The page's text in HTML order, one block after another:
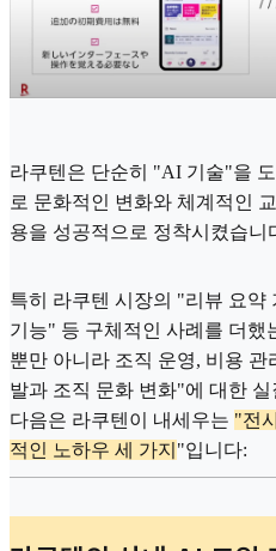
라쿠텐은 단순히 "AI 기술"을
로 문화적인 변화와 체계적인
용을 성공적으로 정착시켰습니
특히 라쿠텐 시장의 "리뷰 요
기능" 등 구체적인 사례를 더했
뿐만 아니라 조직 운영, 비용
발과 조직 문화 변화"에 대한
다음은 라쿠텐이 내세우는 "전
적인 노하우 세 가지 "입니다: